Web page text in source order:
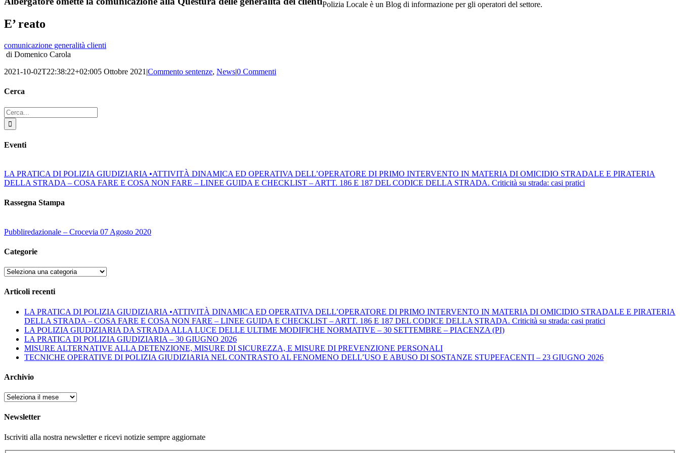
E’ reato
comunicazione generalità clienti
di Domenico Carola
2021-10-02T22:38:22+02:005 Ottobre 2021 |Commento sentenze, News|0 Commenti
Cerca
Cerca
per:
Eventi
LA PRATICA DI POLIZIA GIUDIZIARIA •ATTIVITÀ DINAMICA ED OPERATIVA DELL’OPERATORE DI PRIMO INTERVENTO IN MATERIA DI OMICIDIO STRADALE E PIRATERIA
DELLA STRADA – COSA FARE E COSA NON FARE – LINEE GUIDA E CHECKLIST – ARTT. 186 E 187 DEL CODICE DELLA STRADA. Criticità su strada: casi pratici
Rassegna Stampa
Pubbliredazionale – Crocevia 07 Agosto 2020
Categorie
Categorie
Articoli recenti
LA PRATICA DI POLIZIA GIUDIZIARIA •ATTIVITÀ DINAMICA ED OPERATIVA DELL’OPERATORE DI PRIMO INTERVENTO IN MATERIA DI OMICIDIO STRADALE E PIRATERIA
DELLA STRADA – COSA FARE E COSA NON FARE – LINEE GUIDA E CHECKLIST – ARTT. 186 E 187 DEL CODICE DELLA STRADA. Criticità su strada: casi pratici
LA POLIZIA GIUDIZIARIA DA STRADA ALLA LUCE DELLE ULTIME MODIFICHE NORMATIVE – 30 SETTEMBRE – PIACENZA (PI)
LA PRATICA DI POLIZIA GIUDIZIARIA – 30 GIUGNO 2026
MISURE ALTERNATIVE ALLA DETENZIONE, MISURE DI SICUREZZA, E MISURE DI PREVENZIONE PERSONALI
TECNICHE OPERATIVE DI POLIZIA GIUDIZIARIA NEL CONTRASTO AL FENOMENO DELL’USO E ABUSO DI SOSTANZE STUPEFACENTI – 23 GIUGNO 2026
Archivio
Archivio
Polizia Locale è un Blog di informazione per gli operatori del settore.
Newsletter
Iscriviti alla nostra newsletter e ricevi notizie sempre aggiornate